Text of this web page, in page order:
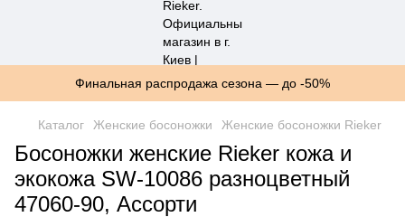
Финальная распродажа сезона — до -50%
Каталог Женские босоножки Женские босоножки Rieker
Босоножки женские Rieker кожа и
экокожа SW-10086 разноцветный
47060-90, Ассорти